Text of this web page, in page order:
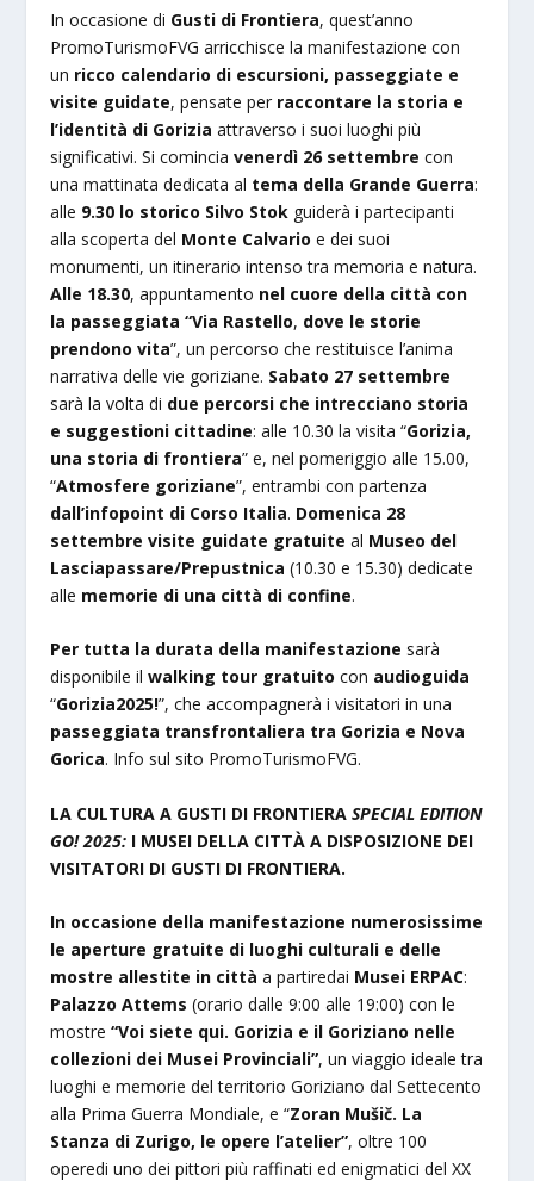
In occasione di Gusti di Frontiera, quest’anno
PromoTurismoFVG arricchisce la manifestazione con
un ricco calendario di escursioni, passeggiate e
visite guidate, pensate per raccontare la storia e
l’identità di Gorizia attraverso i suoi luoghi più
significativi. Si cominciavenerdì 26 settembre con
una mattinata dedicata al tema della Grande Guerra:
alle 9.30 lo storico Silvo Stok guiderà i partecipanti
alla scoperta del Monte Calvario e dei suoi
monumenti, un itinerario intenso tra memoria e natura.
Alle 18.30, appuntamento nel cuore della città con
la passeggiata “Via Rastello, dove le storie
prendono vita”, un percorso che restituisce l’anima
narrativa delle vie goriziane. Sabato 27 settembre
sarà la volta di due percorsi che intrecciano storia
e suggestioni cittadine: alle 10.30 la visita “Gorizia,
una storia di frontiera” e, nel pomeriggio alle 15.00,
“Atmosfere goriziane”, entrambi con partenza
dall’infopoint di Corso Italia. Domenica 28
settembre visite guidate gratuite al Museo del
Lasciapassare/Prepustnica (10.30 e 15.30) dedicate
alle memorie di una città di confine.
Per tutta la durata della manifestazione sarà
disponibile ilwalking tour gratuito con audioguida
“Gorizia2025!”, che accompagnerà i visitatori in una
passeggiata transfrontaliera tra Gorizia e Nova
Gorica. Info sul sito PromoTurismoFVG.
LA CULTURAA GUSTI DI FRONTIERASPECIAL EDITION
GO! 2025: I MUSEI DELLA CITTÀ A DISPOSIZIONE DEI
VISITATORI DI GUSTI DI FRONTIERA.
In occasione della manifestazione numerosissime
le aperture gratuite di luoghi culturali e delle
mostre allestite in cittàa partiredai Musei ERPAC:
Palazzo Attems (orario dalle 9:00 alle 19:00) con le
mostre“Voi siete qui. Gorizia e il Goriziano nelle
collezioni dei Musei Provinciali”, un viaggio ideale tra
luoghi e memorie del territorio Goriziano dal Settecento
alla Prima Guerra Mondiale, e “Zoran Mušič. La
Stanza di Zurigo, le opere l’atelier”, oltre 100
operedi uno dei pittori più raffinati ed enigmatici del XX